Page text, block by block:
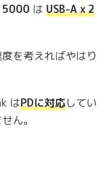
5000 は USB-A x 2
を考えればやはり
はPDに対応してい
ん。